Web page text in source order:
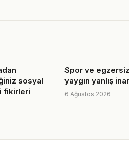
sosyal
fikirleri
Spor ve
yaygın yanlış
6 Ağustos 2026